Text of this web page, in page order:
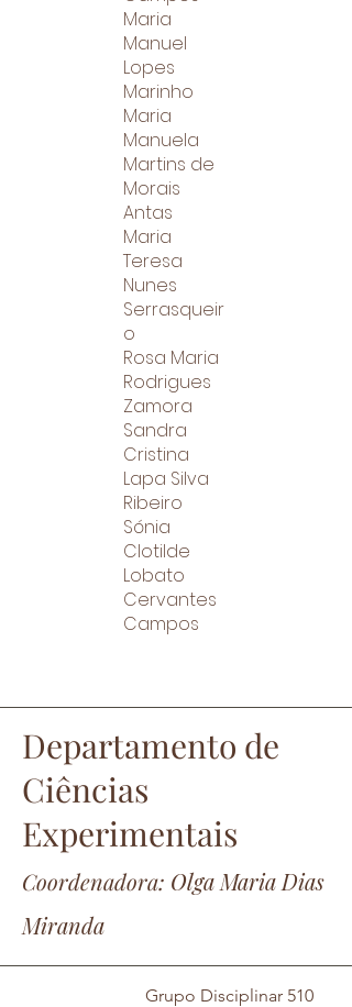
Maria
Manuel
Lopes
Marinho
Maria
Manuela
Martins de
Morais
Antas
Maria
Teresa
Nunes
Serrasqueir
o
Rosa Maria
Rodrigues
Zamora
Sandra
Cristina
Lapa Silva
Ribeiro
Sónia
Clotilde
Lobato
Cervantes
Campos
Departamento de
Ciências
Experimentais
Coordenadora: Olga Maria Dias
Miranda
Grupo Disciplinar 510